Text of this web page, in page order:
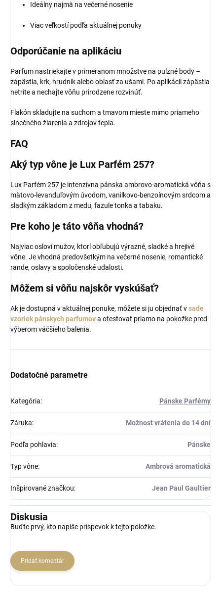
Ideálny najmä na večerné nosenie
Viac veľkostí podľa aktuálnej ponuky
Odporúčanie na aplikáciu
Parfum nastriekajte v primeranom množstve na pulzné body –
zápästia, krk, hrudník alebo oblasť za ušami. Po aplikácii zápästia
netrite a nechajte vôňu prirodzene rozvinúť.
Flakón skladujte na suchom a tmavom mieste mimo priameho
slnečného žiarenia a zdrojov tepla.
FAQ
Aký typ vône je Lux Parfém 257?
Lux Parfém 257 je intenzívna pánska ambrovo-aromatická vôňa s
mätovo-levanduľovým úvodom, vanilkovo-benzoínovým srdcom a
sladkým základom z medu, fazule tonka a tabaku.
Pre koho je táto vôňa vhodná?
Najviac osloví mužov, ktorí obľubujú výrazné, sladké a hrejivé
vône. Je vhodná predovšetkým na večerné nosenie, romantické
rande, oslavy a spoločenské udalosti.
Môžem si vôňu najskôr vyskúšať?
Ak je dostupná v aktuálnej ponuke, môžete si ju objednať vsade
vzoriek pánskych parfumova otestovať priamo na pokožke pred
výberom väčšieho balenia.
Dodatočné parametre
Kategória: Pánske Parfémy
Záruka: Možnost vrátenia do 14 dní
Podľa pohlavia: Pánske
Typ vône: Ambrová aromatická
Inšpirované značkou: Jean Paul Gaultier
Diskusia
Buďte prvý, kto napíše príspevok k tejto položke.
Pridať komentár